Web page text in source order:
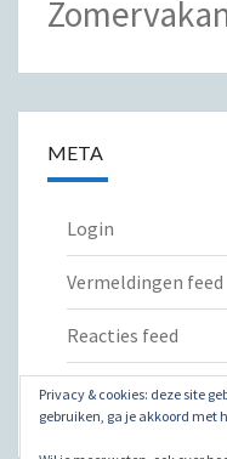
META
Login
Vermeldingen feed
Reacties feed
WordPress.org
Privacy & cookies: deze site
gebruiken, ga je akkoord met